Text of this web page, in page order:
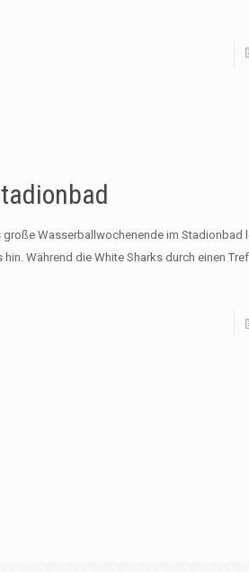
große Wasserballwochenende im Stadionbad
Während die White Sharks durch einen